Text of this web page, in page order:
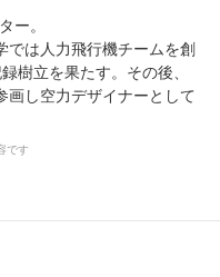
ー。
では人力飛行機チームを創
樹立を果たす。その後、
画し空力デザイナーとして
です